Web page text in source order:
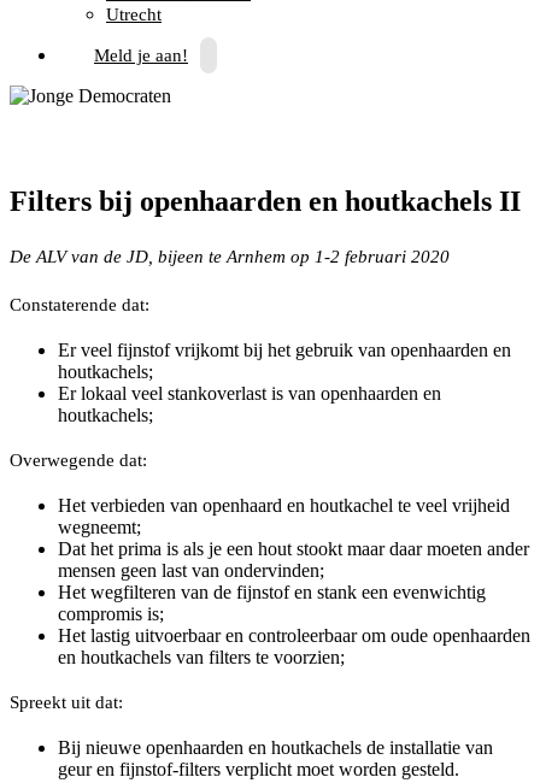
Utrecht
Meld je aan!
Filters bij openhaarden en houtkachels II
De ALV van de JD, bijeen te Arnhem op 1-2 februari 2020
Constaterende dat:
Er veel fijnstof vrijkomt bij het gebruik van openhaarden en
houtkachels;
Er lokaal veel stankoverlast is van openhaarden en
houtkachels;
Overwegende dat:
Het verbieden van openhaard en houtkachel te veel vrijheid
wegneemt;
Dat het prima is als je een hout stookt maar daar moeten ander
mensen geen last van ondervinden;
Het wegfilteren van de fijnstof en stank een evenwichtig
compromis is;
Het lastig uitvoerbaar en controleerbaar om oude openhaarden
en houtkachels van filters te voorzien;
Spreekt uit dat:
Bij nieuwe openhaarden en houtkachels de installatie van
geur en fijnstof-filters verplicht moet worden gesteld.